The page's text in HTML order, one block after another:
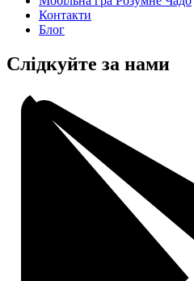
Контакти
Блог
Слідкуйте за нами